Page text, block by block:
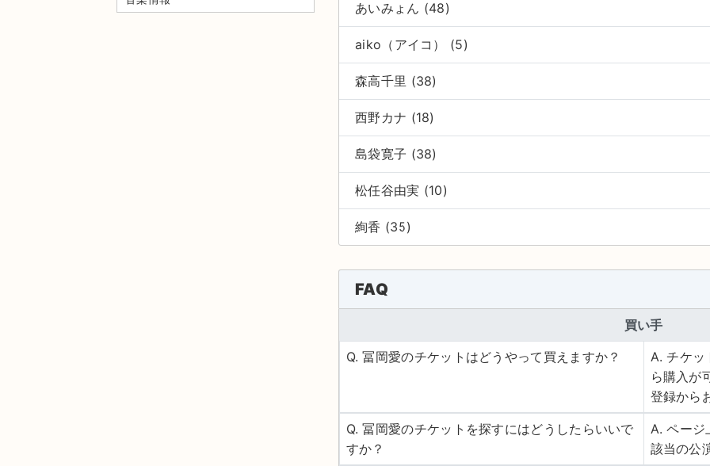
あいみょん (48)
aiko（アイコ） (5)
森高千里 (38)
西野カナ (18)
島袋寛子 (38)
松任谷由実 (10)
絢香 (35)
FAQ
買い手
Q. 冨岡愛のチケットはどうやって買えますか？
A. チケッ
ら購入が
登録から
Q. 冨岡愛のチケットを探すにはどうしたらいいで
すか？
A. ページ
該当の公